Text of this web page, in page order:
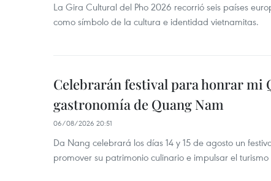
La Gira Cultural del Pho 2026 recorrió seis países
como símbolo de la cultura e identidad vietnamitas.
Celebrarán festival para honrar mi
gastronomía de Quang Nam
06/08/2026 20:51
Da Nang celebrará los días 14 y 15 de agosto un
promover su patrimonio culinario e impulsar el